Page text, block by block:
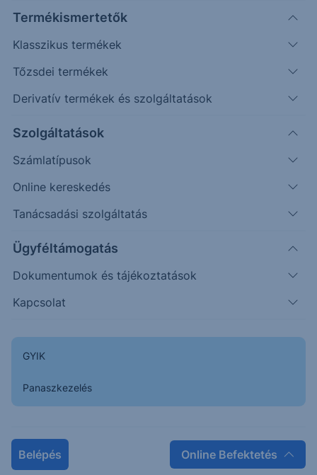
Termékismertetők
Klasszikus termékek
Tőzsdei termékek
Derivatív termékek és szolgáltatások
Szolgáltatások
Számlatípusok
Online kereskedés
Tanácsadási szolgáltatás
Ügyféltámogatás
Dokumentumok és tájékoztatások
Kapcsolat
GYIK
Panaszkezelés
Belépés Online Befektetés
29.0000
Napon belüli Historikus